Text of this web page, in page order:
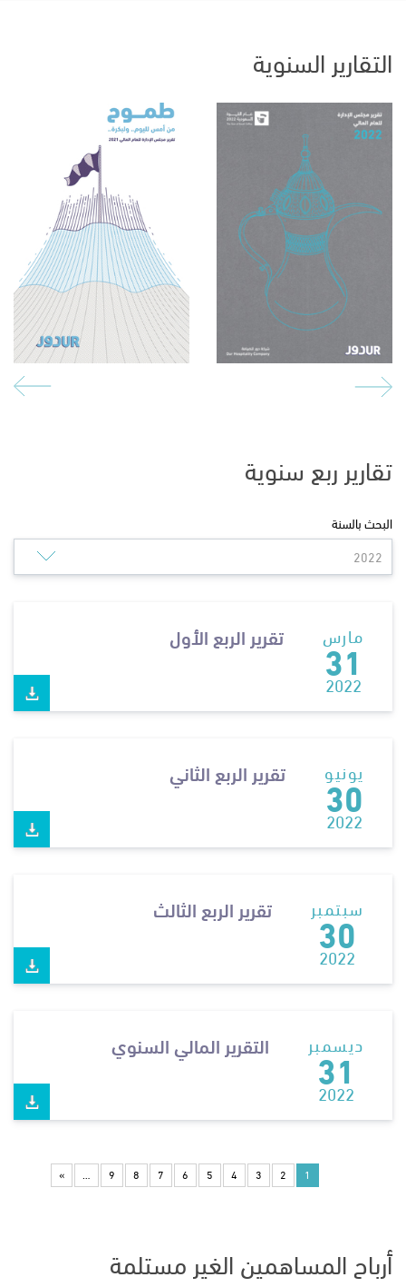
Social
التقارير السنوية
تقارير ربع سنوية
البحث بالسنة
مارس
31
2022
تقرير الربع الأول
يونيو
30
2022
تقرير الربع الثاني
سبتمبر
30
2022
تقرير الربع الثالث
ديسمبر
31
2022
التقرير المالي السنوي
Pagination
1
2
3
4
5
6
7
8
9
…
»الصفحة
أرباح المساهمين الغير مستلمة